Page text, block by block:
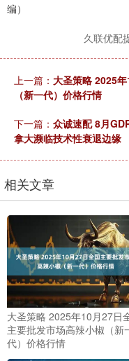
编）
久联优配
上一篇： 大圣策略 2025
（新一代）价格行情
下一篇： 众诚速配 8月
拿大濒临技术性衰退边缘
相关文章
大圣策略 2025年10月27日
主要批发市场高辣小椒（新
代）价格行情